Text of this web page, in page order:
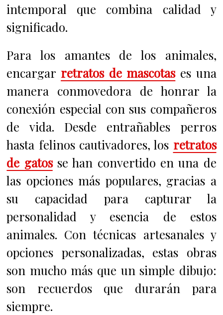
intemporal que combina calidad y
significado.
Para los amantes de los animales,
encargar retratos de mascotases una
manera conmovedora de honrar la
conexión especial con sus compañeros
de vida. Desde entrañables perros
hasta felinos cautivadores, los retratos
de gatosse han convertido en una de
las opciones más populares, gracias a
su capacidad para capturar la
personalidad y esencia de estos
animales. Con técnicas artesanales y
opciones personalizadas, estas obras
son mucho más que un simple dibujo:
son recuerdos que durarán para
siempre.